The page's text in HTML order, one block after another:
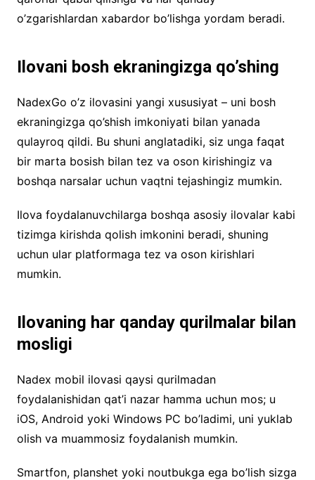
o’zgarishlardan xabardor bo’lishga yordam beradi.
Ilovani bosh ekraningizga qo’shing
NadexGo o’z ilovasini yangi xususiyat – uni bosh
ekraningizga qo’shish imkoniyati bilan yanada
qulayroq qildi. Bu shuni anglatadiki, siz unga faqat
bir marta bosish bilan tez va oson kirishingiz va
boshqa narsalar uchun vaqtni tejashingiz mumkin.
Ilova foydalanuvchilarga boshqa asosiy ilovalar kabi
tizimga kirishda qolish imkonini beradi, shuning
uchun ular platformaga tez va oson kirishlari
mumkin.
Ilovaning har qanday qurilmalar bilan
mosligi
Nadex mobil ilovasi qaysi qurilmadan
foydalanishidan qat’i nazar hamma uchun mos; u
iOS, Android yoki Windows PC bo’ladimi, uni yuklab
olish va muammosiz foydalanish mumkin.
Smartfon, planshet yoki noutbukga ega bo’lish sizga